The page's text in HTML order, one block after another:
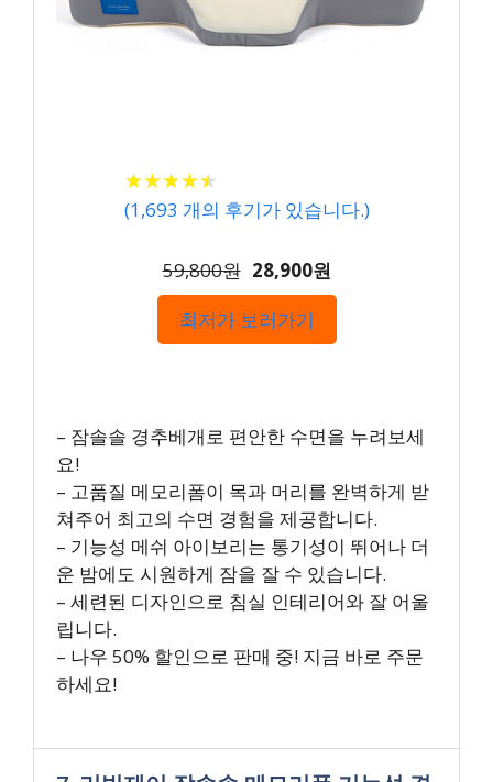
★★★★★
★★★★★
(1,693 개의 후기가 있습니다.)
59,800원 28,900원
최저가 보러가기
– 잠솔솔 경추베개로 편안한 수면을 누려보세
요!
– 고품질 메모리폼이 목과 머리를 완벽하게 받
쳐주어 최고의 수면 경험을 제공합니다.
– 기능성 메쉬 아이보리는 통기성이 뛰어나 더
운 밤에도 시원하게 잠을 잘 수 있습니다.
– 세련된 디자인으로 침실 인테리어와 잘 어울
립니다.
– 나우 50% 할인으로 판매 중! 지금 바로 주문
하세요!